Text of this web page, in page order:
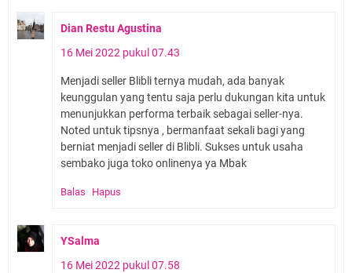
Dian Restu Agustina
16 Mei 2022 pukul 07.43
Menjadi seller Blibli ternya mudah, ada banyak
keunggulan yang tentu saja perlu dukungan kita untuk
menunjukkan performa terbaik sebagai seller-nya.
Noted untuk tipsnya , bermanfaat sekali bagi yang
berniat menjadi seller di Blibli. Sukses untuk usaha
sembako juga toko onlinenya ya Mbak
Balas Hapus
YSalma
16 Mei 2022 pukul 07.58